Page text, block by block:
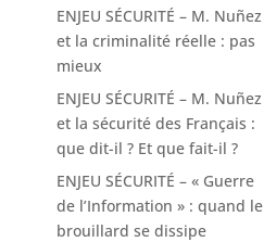
ENJEU SÉCURITÉ – M. Nuñez
et la criminalité réelle : pas
mieux
ENJEU SÉCURITÉ – M. Nuñez
et la sécurité des Français :
que dit-il ? Et que fait-il ?
ENJEU SÉCURITÉ – « Guerre
de l’Information » : quand le
brouillard se dissipe